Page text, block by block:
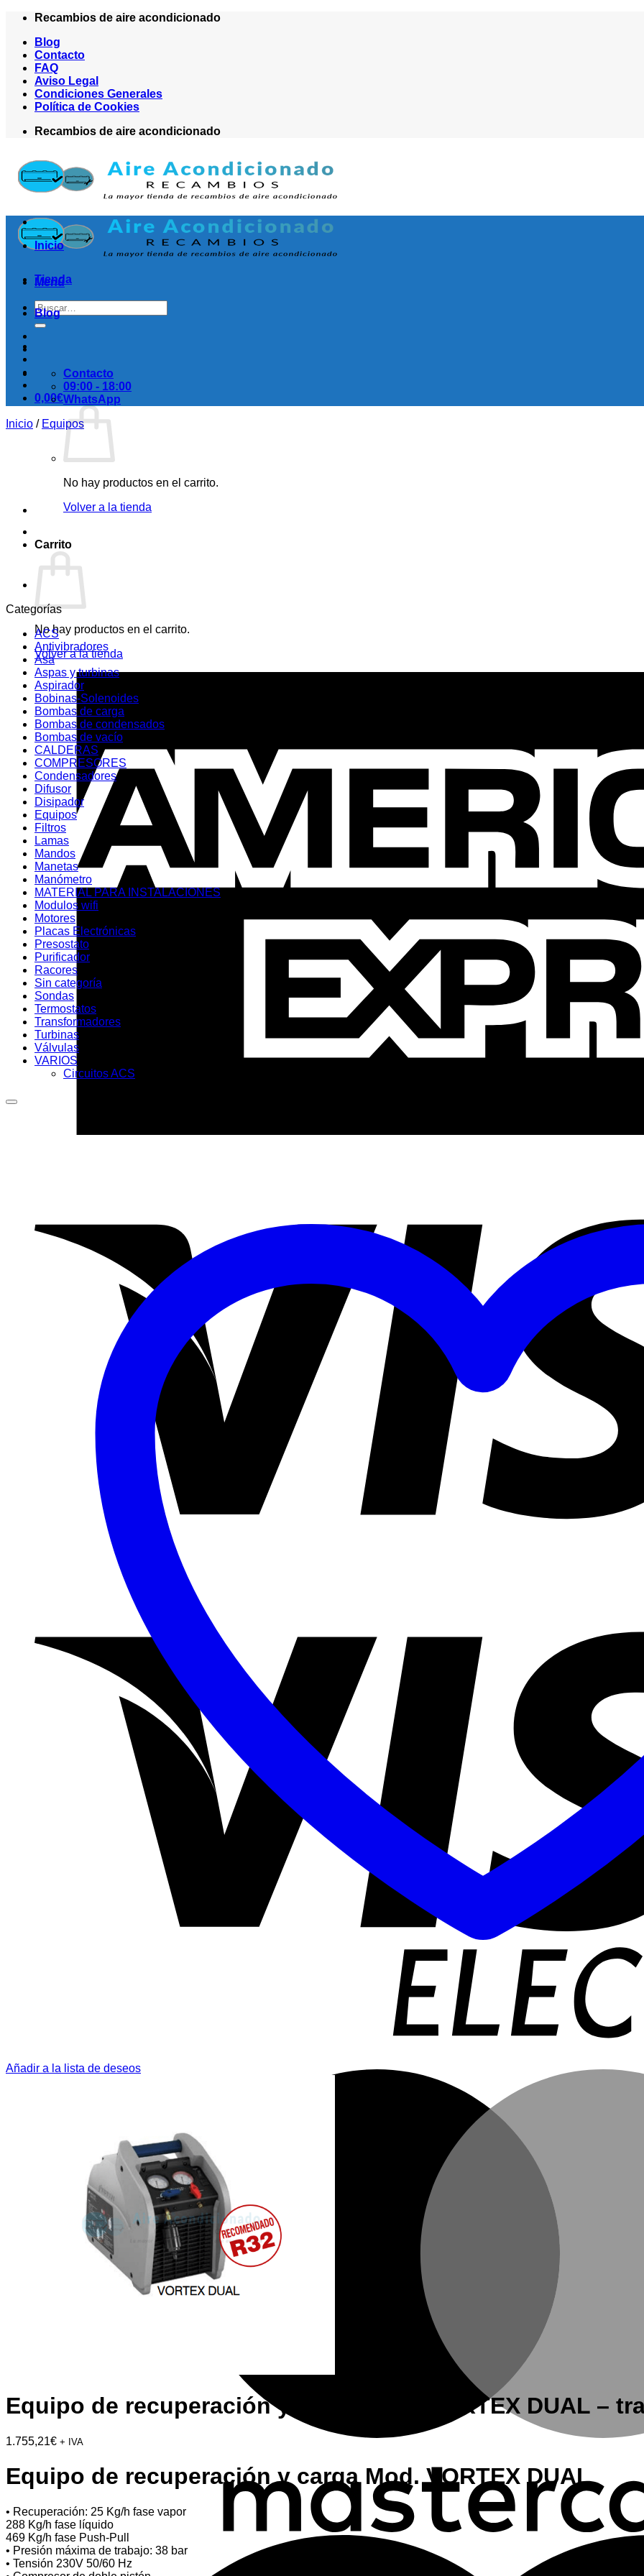
Saltar
contenido
Recambios de aire acondicionado
Blog
Contacto
FAQ
Aviso Legal
Condiciones Generales
Política de Cookies
Recambios de aire acondicionado
Menú
Buscar
por:
0,00€
No hay productos en el carrito.
Volver a la tienda
Carrito
No hay productos en el carrito.
Volver a la tienda
Inicio
Tienda
Blog
Contacto
09:00 - 18:00
WhatsApp
Inicio / Equipos
Categorías
ACS
Antivibradores
Asa
Aspas y turbinas
Aspirador
Bobinas-Solenoides
Bombas de carga
Bombas de condensados
Bombas de vacío
CALDERAS
COMPRESORES
Condensadores
Difusor
Disipador
Equipos
Filtros
Lamas
Mandos
Manetas
Manómetro
MATERIAL PARA INSTALACIONES
Modulos wifi
Motores
Placas Electrónicas
Presostato
Purificador
Racores
Sin categoría
Sondas
Termostatos
Transformadores
Turbinas
Válvulas
VARIOS
Circuitos ACS
Añadir a la lista de deseos
Equipo de recuperación y carga Mod. VORTEX DUAL –
1.755,21€ + IVA
Equipo de recuperación y carga Mod. VORTEX DUAL
• Recuperación: 25 Kg/h fase vapor
288 Kg/h fase líquido
469 Kg/h fase Push-Pull
• Presión máxima de trabajo: 38 bar
• Tensión 230V 50/60 Hz